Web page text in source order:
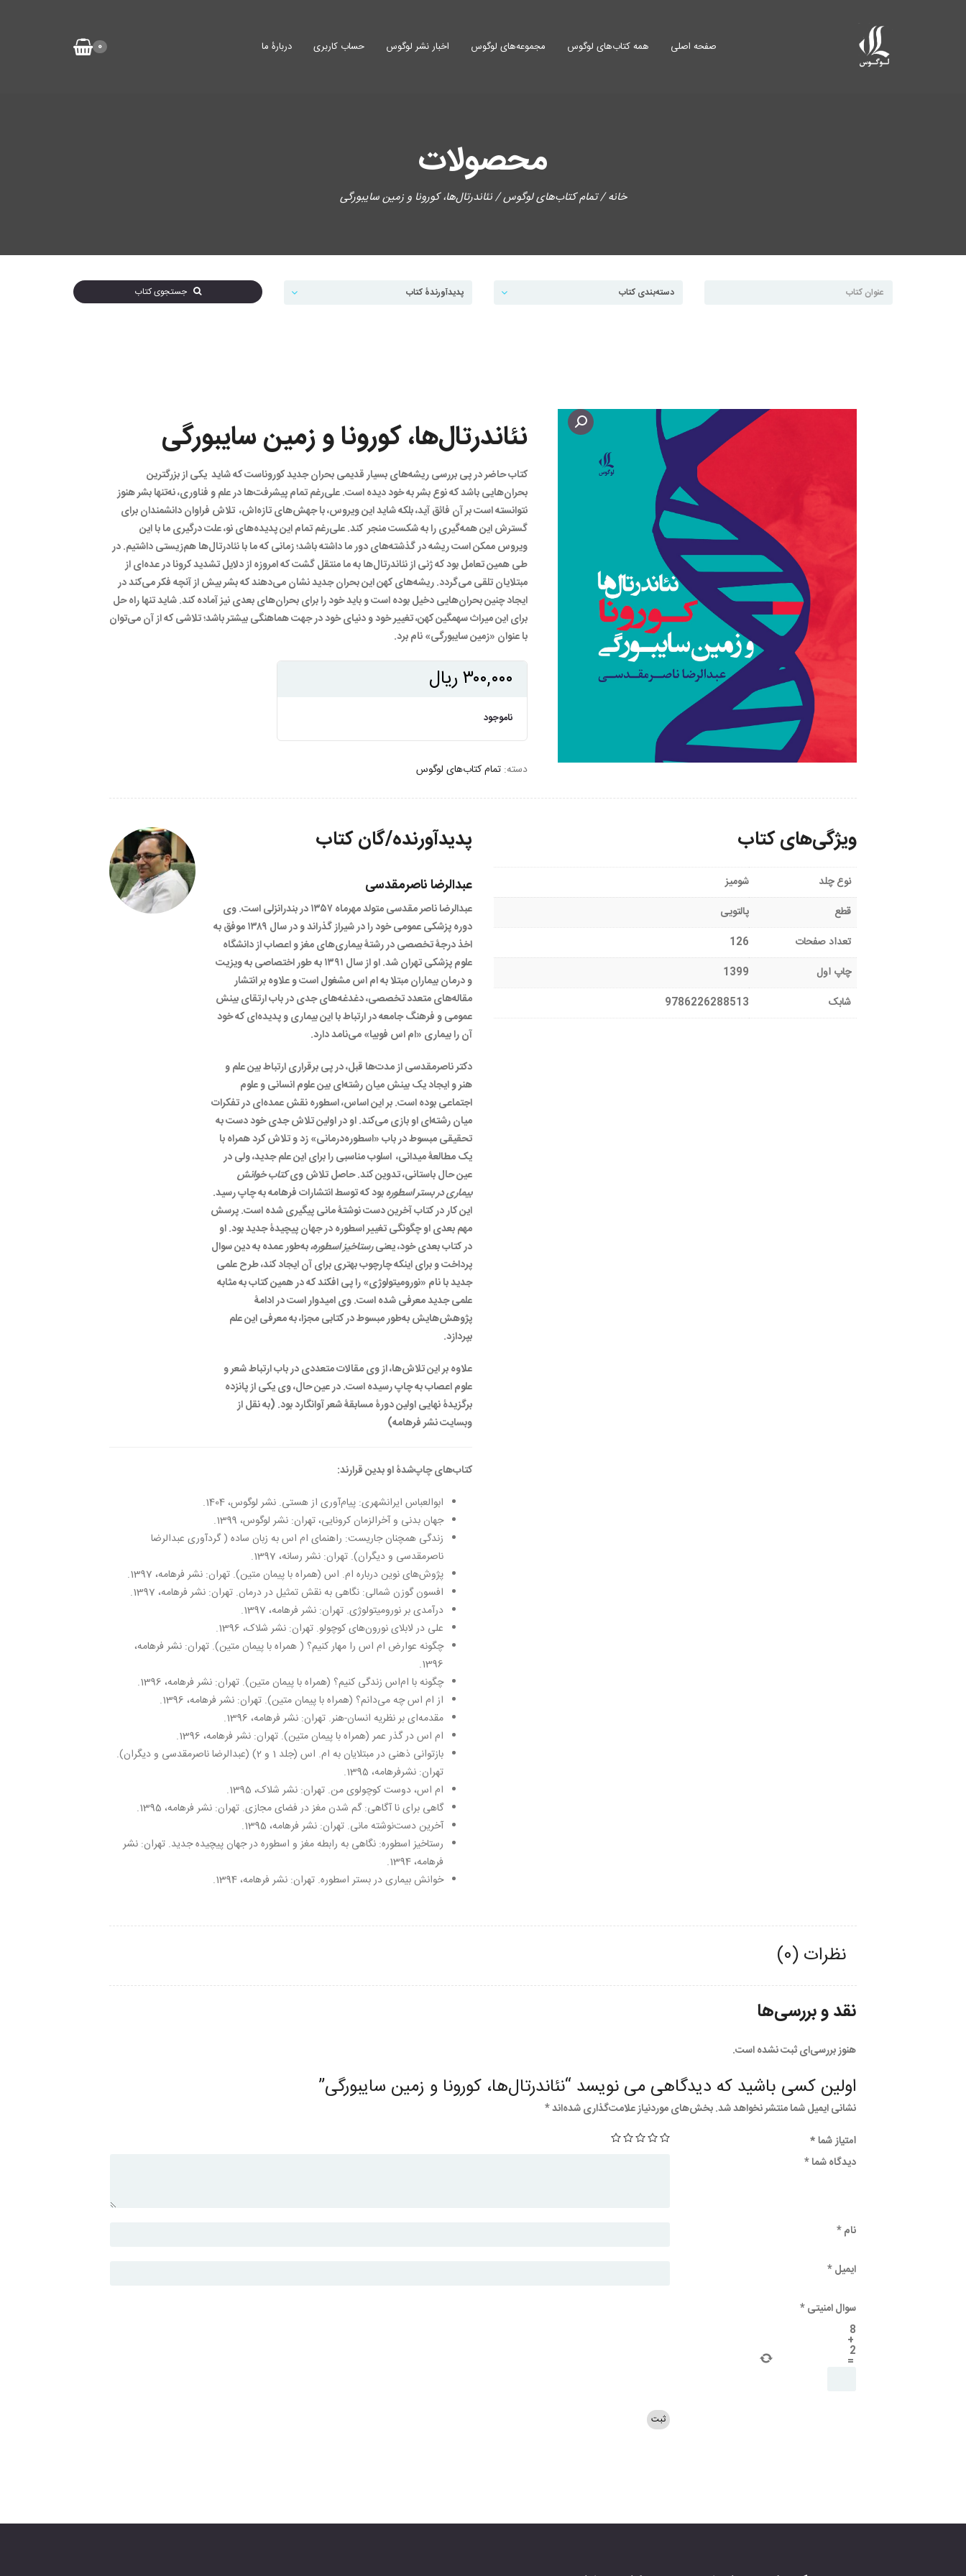
0 صفحه اصلی همه کتاب‌های لوگوس مجموعه‌های لوگوس اخبار نشر لوگوس حساب کاربری دربارۀ ما
محصولات
خانه/تمام کتاب‌های لوگوس/ نئاندرتال‌ها، کورونا و زمین سایبورگی
جستجوی کتاب
نئاندرتال‌ها، کورونا و زمین سایبورگی
کتاب حاضر در پی بررسی ریشه‌های بسیار قدیمی بحران جدید کوروناست که شاید یکی از بزرگترین
بحران‌هایی باشد که نوع بشر به خود دیده است. علی‌رغم تمام پیشرفت‌ها در علم و فناوری، نه‌تنها بشر هنوز
نتوانسته است بر آن فائق آید، بلکه شاید این ویروس، با جهش‌های تازه‌اش، تلاش فراوان دانشمندان برای
گسترش این همه‌گیری را به شکست منجر کند. علی‌رغم تمام این پدیده‌های نو، علت درگیری ما با این
ویروس ممکن است ریشه در گذشته‌های دور ما داشته باشد؛ زمانی که ما با نئادرتال‌ها هم‌زیستی داشتیم. در
طی همین تعامل بود که ژنی از نئاندرتال‌ها به ما منتقل گشت که امروزه از دلایل تشدید کرونا در عده‌ای از
مبتلایان تلقی می‌گردد. ریشه‌های کهن این بحران جدید نشان می‌دهند که بشر بیش از آنچه فکر می‌کند در
ایجاد چنین بحران‌هایی دخیل بوده است و باید خود را برای بحران‌های بعدی نیز آماده کند. شاید تنها راه حل
برای این میراث سهمگین کهن، تغییر خود و دنیای خود در جهت هماهنگی بیشتر باشد؛ تلاشی که از آن می‌توان
با عنوان «زمین سایبورگی» نام برد.
۳۰۰,۰۰۰ ریال
ناموجود
دسته: تمام کتاب‌های لوگوس
ویژگی‌های کتاب
نوع چلد
شومیز
قطع
پالتویی
تعداد صفحات
126
چاپ اول
1399
شابک
9786226288513
پدیدآورنده/گان کتاب
عبدالرضا ناصرمقدسی
عبدالرضا ناصر مقدسی متولد مهرماه ۱۳۵۷ در بندرانزلی است. وی
دوره پزشکی عمومی خود را در شیراز گذراند و در سال ۱۳۸۹ موفق به
اخذ درجۀ تخصصی در رشتۀ بیماری­‌های مغز و اعصاب از دانشگاه
علوم پزشکی تهران شد. او از سال ۱۳۹۱ به طور اختصاصی به ویزیت
و درمان بیماران مبتلا به ام اس مشغول است و علاوه بر انتشار
مقاله‌های متعدد تخصصی، دغدغه‌های جدی در باب ارتقای بینش
عمومی و فرهنگ جامعه در ارتباط با این بیماری و پدیده‌ای که خود
آن را بیماری «ام اس فوبیا» می‌نامد دارد.
دکتر ناصرمقدسی از مدت‌ها قبل، در پی برقراری ارتباط بین علم و
هنر و ایجاد یک بینش میان رشته‌ای بین علوم انسانی و علوم
اجتماعی بوده است. بر این اساس، اسطوره نقش عمده‌ای در تفکرات
میان رشته‌ای او بازی می‌کند. او در اولین تلاش جدی خود دست به
تحقیقی مبسوط در باب «اسطوره‌درمانی» زد و تلاش کرد همراه با
یک مطالعۀ میدانی، اسلوب مناسبی را برای این علم جدید، ولی در
عین حال باستانی، تدوین کند. حاصل تلاش ویکتاب خوانش
بیماری در بستر اسطورهبود که توسط انتشارات فرهامه به چاپ رسید.
این کار در کتاب آخرین دست نوشتۀ مانی پیگیری شده است. پرسش
مهم بعدی او چگونگی تغییر اسطوره در جهان پیچیدۀ جدید بود. او
در کتاب بعدی خود، یعنیرستاخیز اسطوره،به‌طور عمده به دین سوال
پرداخت و برای اینکه چارچوب بهتری برای آن ایجاد کند، طرح علمی
جدید با نام «نورومیتولوژی» را پی افکند که در همین کتاب به مثابه
علمی جدید معرفی شده است. وی امیدوار است در ادامۀ
پژوهش‌هایش به‌طور مبسوط در کتابی مجزا، به معرفی این علم
بپردازد.
علاوه بر این تلاش‌ها، از وی مقالات متعددی در باب ارتباط شعر و
علوم اعصاب به چاپ رسیده است. در عین حال، وی یکی از پانزده
برگزیدۀ نهایی اولین دورۀ مسابقۀ شعر آوانگارد بود. (به نقل از
وبسایت نشر فرهامه)
کتاب‌های چاپ‌شدۀ او بدین قرارند:
ابوالعباس ایرانشهری: پیام‌آوری از هستی. نشر لوگوس، 1404.
جهان بدنی و آخرالزمان کرونایی، تهران: نشر لوگوس، 1399.
زندگی همچنان جاریست: راهنمای ام‌ اس به زبان ساده ( گردآوری عبدالرضا
ناصرمقدسی و دیگران). تهران: نشر رسانه، 1397.
پژوش‌های نوین درباره ام. اس (همراه با پیمان متین). تهران: نشر فرهامه، 1397.
افسون گوزن شمالی: نگاهی به نقش تمثیل در درمان. تهران: نشر فرهامه، 1397.
درآمدی بر نورومیتولوژی. تهران: نشر فرهامه، 1397.
علی در لا‌بلای نورون‌های کوچولو. تهران: نشر شلاک، 1396.
چگونه عوارض ام ‌اس را مهار کنیم؟ ( همراه با پیمان متین). تهران: نشر فرهامه،
1396.
چگونه با ام‌اس زندگی کنیم؟ (همراه با پیمان متین). تهران: نشر فرهامه، 1396.
از ام ‌اس چه می‌دانم؟ (همراه با پیمان متین). تهران: نشر فرهامه، 1396.
مقدمه‌ای بر نظریه انسان-هنر. تهران: نشر فرهامه، 1396.
ام‌ اس در گذر عمر (همراه با پیمان متین). تهران: نشر فرهامه، 1396.
بازتوانی ذهنی در مبتلایان به ام. اس (جلد 1 و 2) (عبدالرضا ناصرمقدسی و دیگران).
تهران: نشرفرهامه، 1395.
ام اس، دوست کوچولوی‌ من. تهران: نشر شلاک، 1395.
گاهی برای نا آگاهی: گم شدن مغز در فضای مجازی. تهران: نشر فرهامه، 1395.
آخرین دست‌نوشته مانی. تهران: نشر فرهامه، 1395.
رستاخیز اسطوره: نگاهی به رابطه مغز و اسطوره در جهان پیچیده جدید. تهران: نشر
فرهامه، 1394.
خوانش بیماری در بستر اسطوره. تهران: نشر فرهامه، 1394.
نظرات (0)
نقد و بررسی‌ها
هنوز بررسی‌ای ثبت نشده است.
اولین کسی باشید که دیدگاهی می نویسد “نئاندرتال‌ها، کورونا و زمین سایبورگی”
نشانی ایمیل شما منتشر نخواهد شد.بخش‌های موردنیاز علامت‌گذاری شده‌اند*
امتیاز شما*
دیدگاه شما*
نام*
ایمیل*
سوال امنیتی*
8
+
2
=